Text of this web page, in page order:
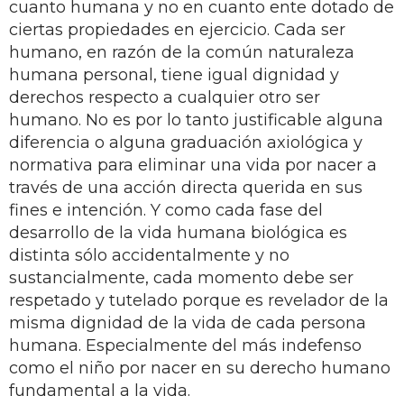
cuanto humana y no en cuanto ente dotado de
ciertas propiedades en ejercicio. Cada ser
humano, en razón de la común naturaleza
humana personal, tiene igual dignidad y
derechos respecto a cualquier otro ser
humano. No es por lo tanto justificable alguna
diferencia o alguna graduación axiológica y
normativa para eliminar una vida por nacer a
través de una acción directa querida en sus
fines e intención. Y como cada fase del
desarrollo de la vida humana biológica es
distinta sólo accidentalmente y no
sustancialmente, cada momento debe ser
respetado y tutelado porque es revelador de la
misma dignidad de la vida de cada persona
humana. Especialmente del más indefenso
como el niño por nacer en su derecho humano
fundamental a la vida.